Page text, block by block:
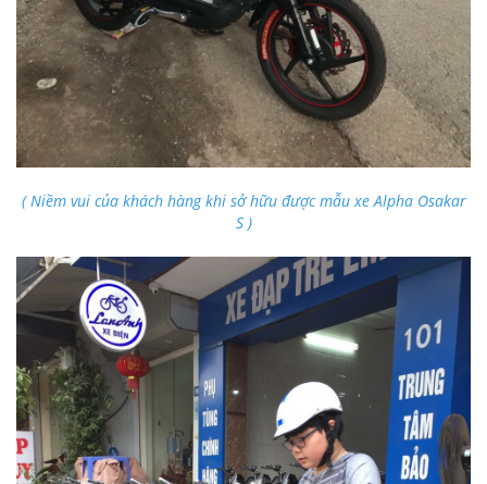
( Niềm vui của khách hàng khi sở hữu được mẫu xe Alpha Osakar
S )